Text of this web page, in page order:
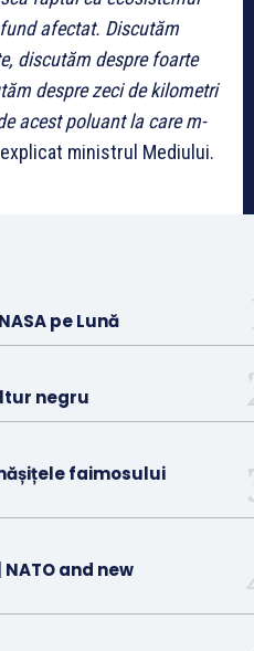
afectat. Discutăm
discutăm despre foarte
despre zeci de kilometri
acest poluant la care m-
ministrul Mediului.
pe Lună
negru
faimosului
and new